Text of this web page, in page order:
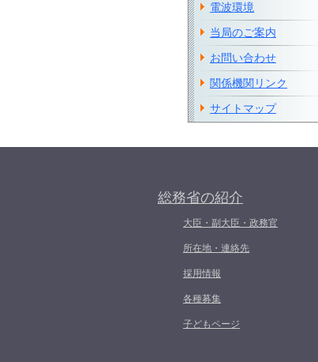
電波環境
当局のご案内
お問い合わせ
関係機関リンク
サイトマップ
総務省の紹介
大臣・副大臣・政務官
所在地・連絡先
採用情報
各種募集
子どもページ